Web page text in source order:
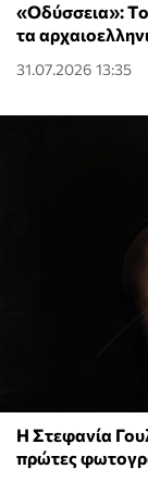
«Οδύσσεια»:
τα
31.07.2026 13:35
Η Στεφανία
πρώτες